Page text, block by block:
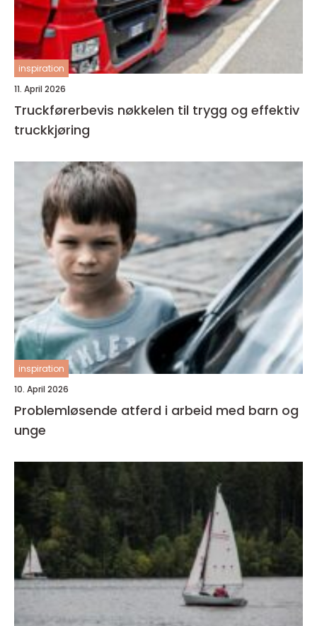
inspiration
11. April 2026
Truckførerbevis nøkkelen til trygg og effektiv
truckkjøring
inspiration
10. April 2026
Problemløsende atferd i arbeid med barn og
unge